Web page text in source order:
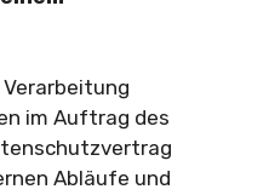
im Auftrag des
Abläufe und